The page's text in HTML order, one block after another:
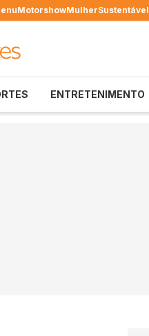
MotorshowMulherSustentável
ENTRETENIMENTO